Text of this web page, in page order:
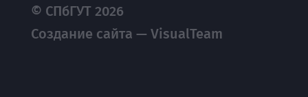
© СПбГУТ 2026
Создание сайта — VisualTeam